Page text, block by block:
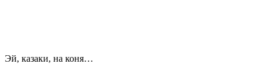
Эй, казаки, на коня…